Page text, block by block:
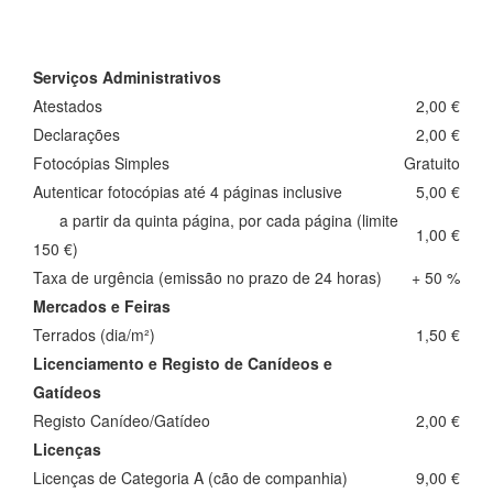
Serviços Administrativos
Atestados
2,00 €
Declarações
2,00 €
Fotocópias Simples
Gratuito
Autenticar fotocópias até 4 páginas inclusive
5,00 €
a partir da quinta página, por cada página (limite
150 €)
1,00 €
Taxa de urgência (emissão no prazo de 24 horas)
+ 50 %
Mercados e Feiras
Terrados (dia/m²)
1,50 €
Licenciamento e Registo de Canídeos e
Gatídeos
Registo Canídeo/Gatídeo
2,00 €
Licenças
Licenças de Categoria A (cão de companhia)
9,00 €